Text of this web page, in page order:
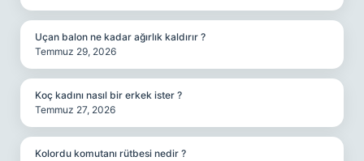
Uçan balon ne kadar ağırlık kaldırır ?
Temmuz 29, 2026
Koç kadını nasıl bir erkek ister ?
Temmuz 27, 2026
Kolordu komutanı rütbesi nedir ?